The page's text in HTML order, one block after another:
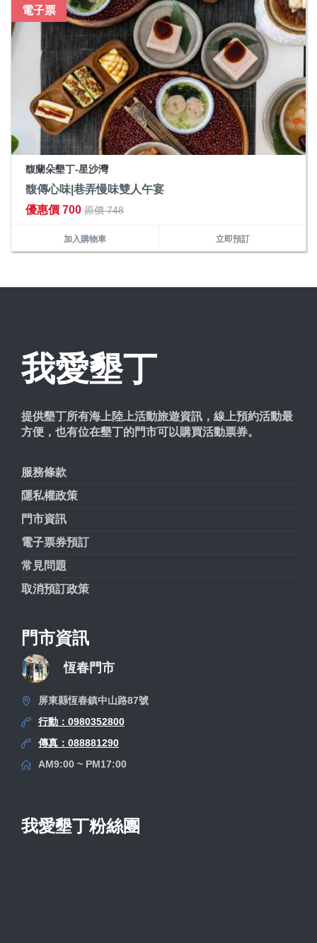
電子票
馥蘭朵墾丁-星沙灣
馥傳心味|巷弄慢味雙人午宴
優惠價 700 原價 748
加入購物車 立即預訂
我愛墾丁
提供墾丁所有海上陸上活動旅遊資訊，線上預約活動最
方便，也有位在墾丁的門市可以購買活動票券。
服務條款
隱私權政策
門市資訊
電子票券預訂
常見問題
取消預訂政策
門市資訊
恆春門市
屏東縣恆春鎮中山路87號
行動：0980352800
傳真：088881290
AM9:00 ~ PM17:00
我愛墾丁粉絲團